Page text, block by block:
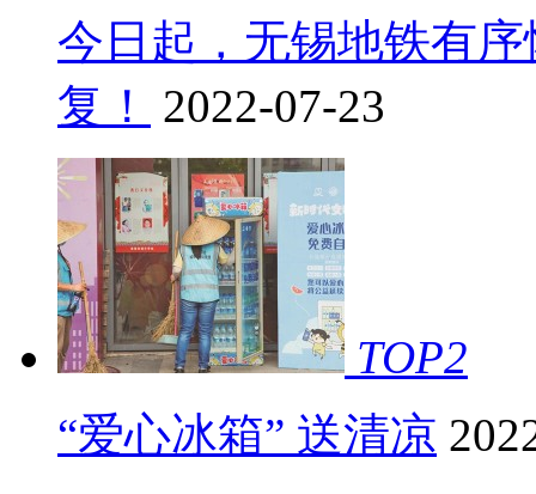
今日起，无锡地铁有
复！
2022-07-23
TOP2
“爱心冰箱” 送清凉